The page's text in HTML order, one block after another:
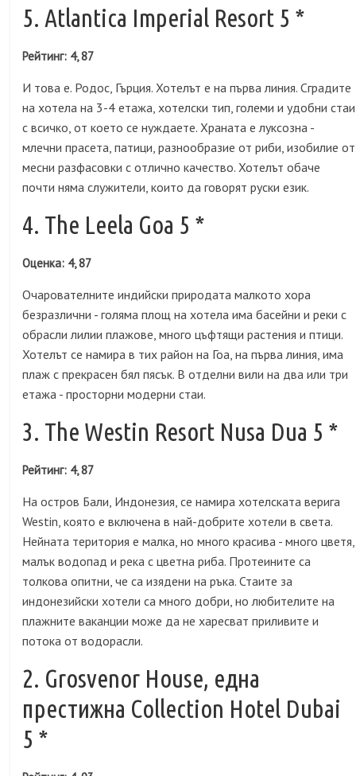
5. Atlantica Imperial Resort 5 *
Рейтинг: 4, 87
И това е. Родос, Гърция. Хотелът е на първа линия. Сградите
на хотела на 3-4 етажа, хотелски тип, големи и удобни стаи
с всичко, от което се нуждаете. Храната е луксозна -
млечни прасета, патици, разнообразие от риби, изобилие от
месни разфасовки с отлично качество. Хотелът обаче
почти няма служители, които да говорят руски език.
4. The Leela Goa 5 *
Оценка: 4, 87
Очарователните индийски природата малкото хора
безразлични - голяма площ на хотела има басейни и реки с
обрасли лилии плажове, много цъфтящи растения и птици.
Хотелът се намира в тих район на Гоа, на първа линия, има
плаж с прекрасен бял пясък. В отделни вили на два или три
етажа - просторни модерни стаи.
3. The Westin Resort Nusa Dua 5 *
Рейтинг: 4, 87
На остров Бали, Индонезия, се намира хотелската верига
Westin, която е включена в най-добрите хотели в света.
Нейната територия е малка, но много красива - много цветя,
малък водопад и река с цветна риба. Протеините са
толкова опитни, че са изядени на ръка. Стаите за
индонезийски хотели са много добри, но любителите на
плажните ваканции може да не харесват приливите и
потока от водорасли.
2. Grosvenor House, една
престижна Collection Hotel Dubai
5 *